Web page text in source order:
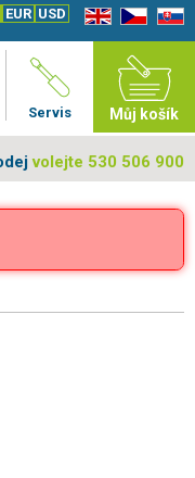
EN CZ SK
EUR USD
Můj košík
Servis
volejte 530 506 900